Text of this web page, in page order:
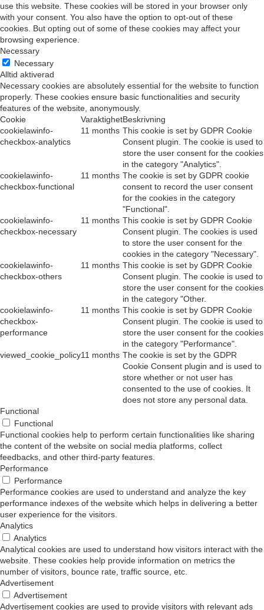
use this website. These cookies will be stored in your browser only
with your consent. You also have the option to opt-out of these
cookies. But opting out of some of these cookies may affect your
browsing experience.
Necessary
Necessary
Alltid aktiverad
Necessary cookies are absolutely essential for the website to function
properly. These cookies ensure basic functionalities and security
features of the website, anonymously.
Cookie
VaraktighetBeskrivning
cookielawinfo-
checkbox-analytics
11 months This cookie is set by GDPR Cookie
Consent plugin. The cookie is used to
store the user consent for the cookies
in the category "Analytics".
cookielawinfo-
checkbox-functional
11 months The cookie is set by GDPR cookie
consent to record the user consent
for the cookies in the category
"Functional".
cookielawinfo-
checkbox-necessary
11 months This cookie is set by GDPR Cookie
Consent plugin. The cookies is used
to store the user consent for the
cookies in the category "Necessary".
cookielawinfo-
checkbox-others
11 months This cookie is set by GDPR Cookie
Consent plugin. The cookie is used to
store the user consent for the cookies
in the category "Other.
cookielawinfo-
checkbox-
performance
11 months This cookie is set by GDPR Cookie
Consent plugin. The cookie is used to
store the user consent for the cookies
in the category "Performance".
viewed_cookie_policy11 months The cookie is set by the GDPR
Cookie Consent plugin and is used to
store whether or not user has
consented to the use of cookies. It
does not store any personal data.
Functional
Functional
Functional cookies help to perform certain functionalities like sharing
the content of the website on social media platforms, collect
feedbacks, and other third-party features.
Performance
Performance
Performance cookies are used to understand and analyze the key
performance indexes of the website which helps in delivering a better
user experience for the visitors.
Analytics
Analytics
Analytical cookies are used to understand how visitors interact with the
website. These cookies help provide information on metrics the
number of visitors, bounce rate, traffic source, etc.
Advertisement
Advertisement
Advertisement cookies are used to provide visitors with relevant ads